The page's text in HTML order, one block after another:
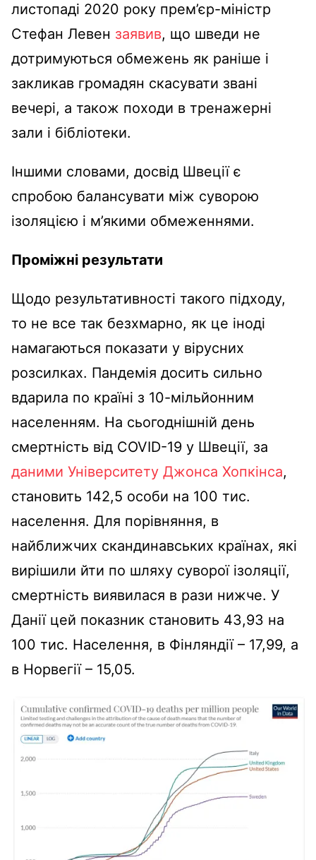
листопаді 2020 року прем’єр-міністр
Стефан Левен заявив, що шведи не
дотримуються обмежень як раніше і
закликав громадян скасувати звані
вечері, а також походи в тренажерні
зали і бібліотеки.
Іншими словами, досвід Швеції є
спробою балансувати між суворою
ізоляцією і м’якими обмеженнями.
Проміжні результати
Щодо результативності такого підходу,
то не все так безхмарно, як це іноді
намагаються показати у вірусних
розсилках. Пандемія досить сильно
вдарила по країні з 10-мільйонним
населенням. На сьогоднішній день
смертність від COVID-19 у Швеції, за
даними Університету Джонса Хопкінса,
становить 142,5 особи на 100 тис.
населення. Для порівняння, в
найближчих скандинавських країнах, які
вирішили йти по шляху суворої ізоляції,
смертність виявилася в рази нижче. У
Данії цей показник становить 43,93 на
100 тис. Населення, в Фінляндії – 17,99, а
в Норвегії – 15,05.